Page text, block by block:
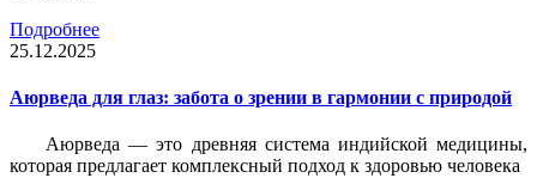
Подробнее
25.12.2025
Аюрведа для глаз: забота о зрении в гармонии с природой
Аюрведа — это древняя система индийской медицины,
которая предлагает комплексный подход к здоровью человека